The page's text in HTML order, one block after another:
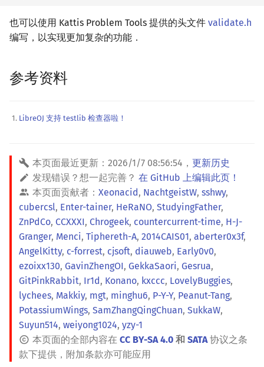
也可以使用 Kattis Problem Tools 提供的头文件 validate.h
编写，以实现更加复杂的功能．
参考资料
LibreOJ 支持 testlib 检查器啦！
本页面最近更新： 2026/1/7 08:56:54 ， 更新历史
发现错误？想一起完善？ 在 GitHub 上编辑此页！
本页面贡献者： Xeonacid, NachtgeistW, sshwy,
cubercsl, Enter-tainer, HeRaNO, StudyingFather,
ZnPdCo, CCXXXI, Chrogeek, countercurrent-time, H-J-
Granger, Menci, Tiphereth-A, 2014CAIS01, aberter0x3f,
AngelKitty, c-forrest, cjsoft, diauweb, Early0v0,
ezoixx130, GavinZhengOI, GekkaSaori, Gesrua,
GitPinkRabbit, Ir1d, Konano, kxccc, LovelyBuggies,
lychees, Makkiy, mgt, minghu6, P-Y-Y, Peanut-Tang,
PotassiumWings, SamZhangQingChuan, SukkaW,
Suyun514, weiyong1024, yzy-1
本页面的全部内容在 CC BY-SA 4.0 和 SATA协议之条
款下提供，附加条款亦可能应用